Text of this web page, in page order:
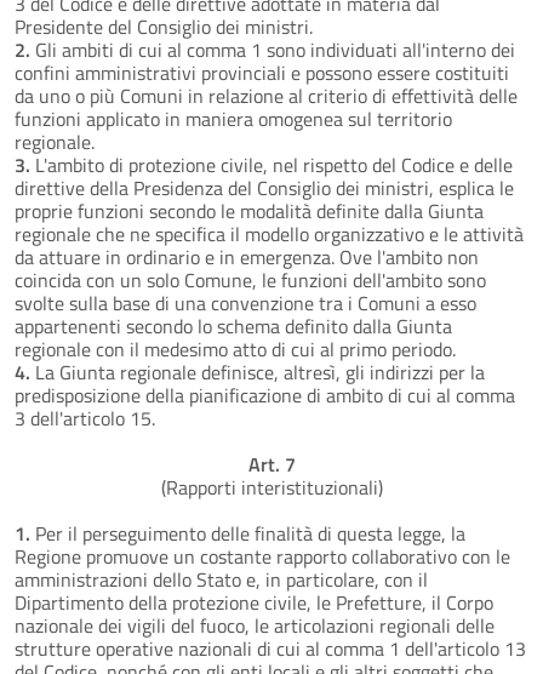
Presidente del Consiglio dei ministri.
2. Gli ambiti di cui al comma 1 sono individuati all'interno dei
confini amministrativi provinciali e possono essere costituiti
da uno o più Comuni in relazione al criterio di effettività delle
funzioni applicato in maniera omogenea sul territorio
regionale.
3. L'ambito di protezione civile, nel rispetto del Codice e delle
direttive della Presidenza del Consiglio dei ministri, esplica le
proprie funzioni secondo le modalità definite dalla Giunta
regionale che ne specifica il modello organizzativo e le attività
da attuare in ordinario e in emergenza. Ove l'ambito non
coincida con un solo Comune, le funzioni dell'ambito sono
svolte sulla base di una convenzione tra i Comuni a esso
appartenenti secondo lo schema definito dalla Giunta
regionale con il medesimo atto di cui al primo periodo.
4. La Giunta regionale definisce, altresì, gli indirizzi per la
predisposizione della pianificazione di ambito di cui al comma
3 dell'articolo 15.
Art. 7
(Rapporti interistituzionali)
1. Per il perseguimento delle finalità di questa legge, la
Regione promuove un costante rapporto collaborativo con le
amministrazioni dello Stato e, in particolare, con il
Dipartimento della protezione civile, le Prefetture, il Corpo
nazionale dei vigili del fuoco, le articolazioni regionali delle
strutture operative nazionali di cui al comma 1 dell'articolo 13